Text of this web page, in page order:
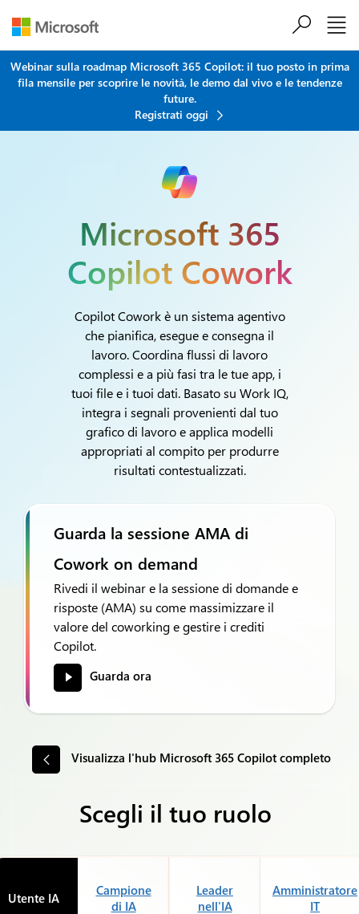
Webinar sulla roadmap Microsoft 365 Copilot: il tuo posto in prima
fila mensile per scoprire le novità, le demo dal vivo e le tendenze
future.
Registrati oggi
Microsoft 365
Copilot Cowork
Copilot Cowork è un sistema agentivo
che pianifica, esegue e consegna il
lavoro. Coordina flussi di lavoro
complessi e a più fasi tra le tue app, i
tuoi file e i tuoi dati. Basato su Work IQ,
integra i segnali provenienti dal tuo
grafico di lavoro e applica modelli
appropriati al compito per produrre
risultati contestualizzati.
Guarda la sessione AMA di
Cowork on demand
Rivedi il webinar e la sessione di domande e
risposte (AMA) su come massimizzare il
valore del coworking e gestire i crediti
Copilot.
Guarda ora
Visualizza l'hub Microsoft 365 Copilot completo
Scegli il tuo ruolo
Utente IA
Campione
di IA
Leader
nell'IA
Amministratore
IT